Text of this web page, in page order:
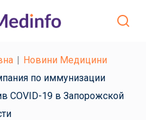
Новини Медицини
по иммунизации
COVID-19 в Запорожской